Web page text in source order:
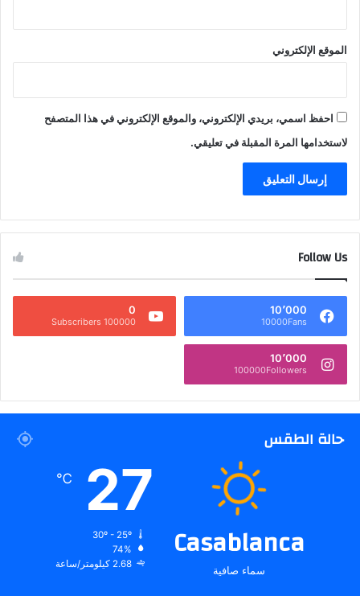
الموقع الإلكتروني
احفظ اسمي، بريدي الإلكتروني، والموقع الإلكتروني في هذا المتصفح
لاستخدامها المرة المقبلة في تعليقي.
Follow Us
10٬000
10000Fans
0
100000 Subscribers
10٬000
100000Followers
حالة الطقس
Casablanca
سماء صافية
27
℃
74%
2.68 كيلومتر/ساعة